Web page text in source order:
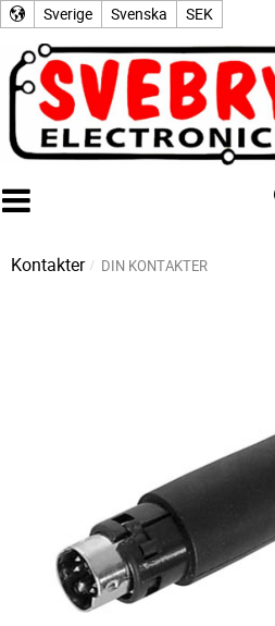
Sverige Svenska SEK
Kontakter DIN KONTAKTER